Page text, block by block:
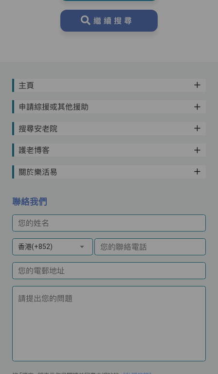
繼續搜尋
主頁
申請綜援或其他援助
搜尋安老院
護老博客
關於樂活易
聯絡我們
您的姓名
香港(+852) 您的聯絡電話
您的電郵地址
請提出您的問題